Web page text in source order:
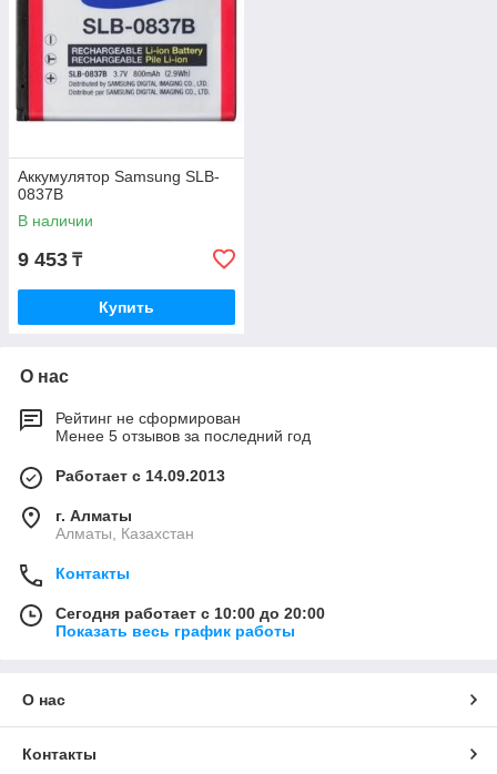
Аккумулятор Samsung SLB-
0837B
В наличии
9 453 ₸
Купить
О нас
Рейтинг не сформирован
Менее 5 отзывов за последний год
Работает с 14.09.2013
г. Алматы
Алматы, Казахстан
Контакты
Сегодня работает с 10:00 до 20:00
Показать весь график работы
О нас
Контакты